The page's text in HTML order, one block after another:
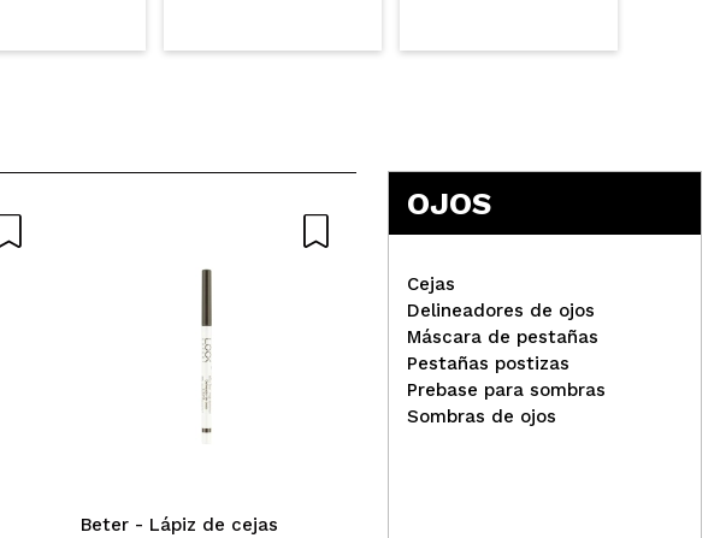
Beter - Lápiz de cejas
Catrice - Jabón fijador para
OJOS
Cejas
Delineadores de ojos
Máscara de pestañas
Pestañas postizas
Prebase para sombras
Sombras de ojos